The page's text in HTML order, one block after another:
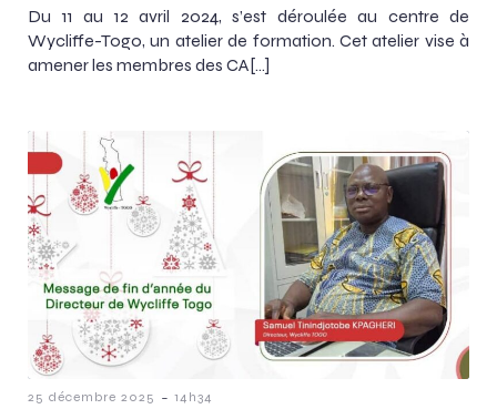
Du 11 au 12 avril 2024, s’est déroulée au centre de
Wycliffe-Togo, un atelier de formation. Cet atelier vise à
amener les membres des CA[…]
25 décembre 2025 - 14h34